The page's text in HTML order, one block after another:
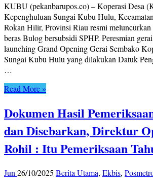
KUBU (pekanbarupos.co) – Koperasi Desa
Kepenghuluan Sungai Kubu Hulu,
Rokan Hilir, Provinsi Riau resmi meluncurkan
beras Bulog bersubsidi SPHP. Peresmian
launching Grand Opening Gerai Sembako
Sungai Kubu Hulu yang dilakukan Datuk
…
Read More »
Dokumen Hasil
dan Disebarkan, Direktur
Rohil : Itu Pemeriksaan
Jun 26/10/2025 Berita Utama, Ekbis,